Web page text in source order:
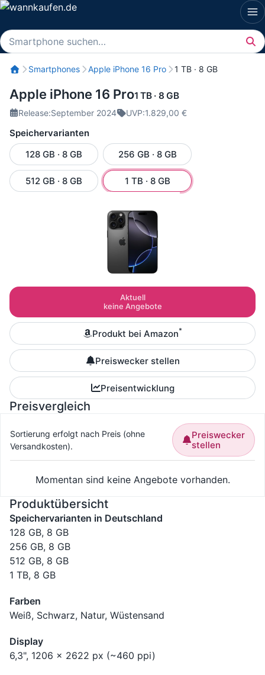
Zum
springen
Suche
Smartphones Apple iPhone 16 Pro 1 TB · 8 GB
Apple iPhone 16 Pro1 TB · 8 GB
Release:September 2024 UVP:1.829,00 €
Speichervarianten
128 GB · 8 GB
256 GB · 8 GB
512 GB · 8 GB 1 TB · 8 GB
Aktuell
keine Angebote
Produkt bei Amazon*
Preiswecker stellen
Preisentwicklung
Preisvergleich
Sortierung erfolgt nach Preis (ohne
Versandkosten).
Preiswecker
stellen
Momentan sind keine Angebote vorhanden.
Produktübersicht
Speichervarianten in Deutschland
128 GB, 8 GB
256 GB, 8 GB
512 GB, 8 GB
1 TB, 8 GB
Farben
Weiß, Schwarz, Natur, Wüstensand
Display
6,3", 1206 x 2622 px (~460 ppi)